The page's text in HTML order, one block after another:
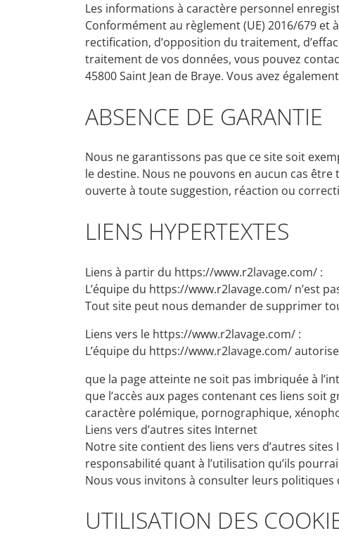
Les informations à caractère personnel
Conformément au règlement (UE) 2016/679 et
rectification, d’opposition du traitement,
traitement de vos données, vous pouvez
45800 Saint Jean de Braye. Vous avez
ABSENCE DE GARANTIE
Nous ne garantissons pas que ce site soit
le destine. Nous ne pouvons en aucun cas
ouverte à toute suggestion, réaction ou
LIENS HYPERTEXTES
Liens à partir du https://www.r2lavage.com/ :
L’équipe du https://www.r2lavage.com/ n’est
Tout site peut nous demander de supprimer
Liens vers le https://www.r2lavage.com/ :
L’équipe du https://www.r2lavage.com/
que la page atteinte ne soit pas imbriquée à
que l’accès aux pages contenant ces liens
caractère polémique, pornographique,
Liens vers d’autres sites Internet
Notre site contient des liens vers d’autres
responsabilité quant à l’utilisation qu’ils
Nous vous invitons à consulter leurs
UTILISATION DES